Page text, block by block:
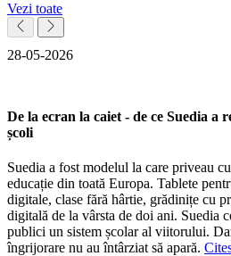
Vezi toate
28-05-2026
De la ecran la caiet - de ce Suedia a
școli
Suedia a fost modelul la care priveau
educație din toată Europa. Tablete
digitale, clase fără hârtie, grădinițe cu
digitală de la vârsta de doi ani. Suedia
publici un sistem școlar al viitorului.
îngrijorare nu au întârziat să apară.